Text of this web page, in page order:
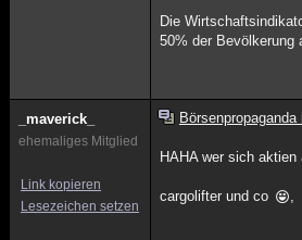
Die
50% der Bevölkerung
_maverick_
ehemaliges Mitglied
Link kopieren
Lesezeichen setzen
HAHA wer sich
cargolifter und co ,